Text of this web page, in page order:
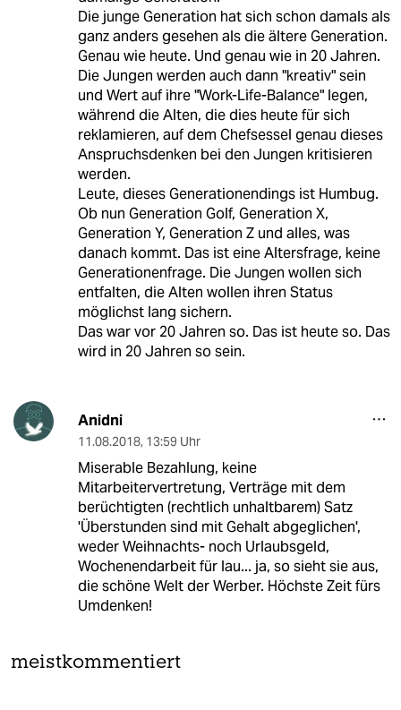
Die junge Generation hat sich schon damals als
ganz anders gesehen als die ältere Generation.
Genau wie heute. Und genau wie in 20 Jahren.
Die Jungen werden auch dann "kreativ" sein
und Wert auf ihre "Work-Life-Balance" legen,
während die Alten, die dies heute für sich
reklamieren, auf dem Chefsessel genau dieses
Anspruchsdenken bei den Jungen kritisieren
werden.
Leute, dieses Generationendings ist Humbug.
Ob nun Generation Golf, Generation X,
Generation Y, Generation Z und alles, was
danach kommt. Das ist eine Altersfrage, keine
Generationenfrage. Die Jungen wollen sich
entfalten, die Alten wollen ihren Status
möglichst lang sichern.
Das war vor 20 Jahren so. Das ist heute so. Das
wird in 20 Jahren so sein.
Anidni
11.08.2018, 13:59 Uhr
Miserable Bezahlung, keine
Mitarbeitervertretung, Verträge mit dem
berüchtigten (rechtlich unhaltbarem) Satz
'Überstunden sind mit Gehalt abgeglichen',
weder Weihnachts- noch Urlaubsgeld,
Wochenendarbeit für lau... ja, so sieht sie aus,
die schöne Welt der Werber. Höchste Zeit fürs
Umdenken!
meistkommentiert